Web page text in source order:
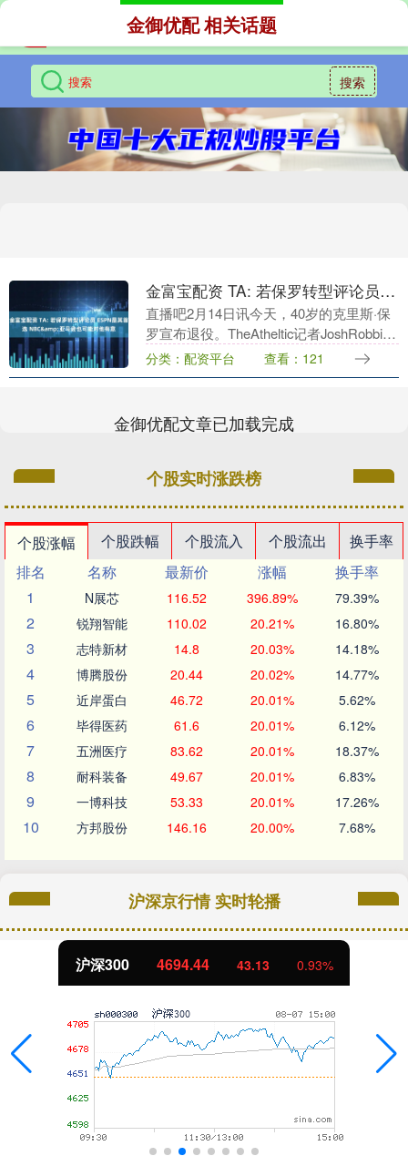
搜索
金御优配 相关话题
金富宝配资 TA: 若保罗转型评论员 ESPN是其首选 NBC&亚马逊也可能对他有意
直播吧2月14日讯今天，40岁的克里斯·保
罗宣布退役。TheAtheltic记者JoshRobbins
撰文谈到了保罗的未来。 文中写道：“保
罗的下一站可能是转播....
分类：配资平台 查看：121
金御优配文章已加载完成
个股实时涨跌榜
个股涨幅 个股跌幅 个股流入 个股流出
换手率
排名
名称 最新价 涨幅
换手率
1
N展芯 116.52 396.89% 79.39%
2 锐翔智能 110.02 20.21% 16.80%
3 志特新材 14.8 20.03% 14.18%
4 博腾股份 20.44 20.02% 14.77%
5 近岸蛋白 46.72 20.01% 5.62%
6 毕得医药 61.6 20.01% 6.12%
7 五洲医疗 83.62 20.01% 18.37%
8 耐科装备 49.67 20.01% 6.83%
9 一博科技 53.33 20.01% 17.26%
10 方邦股份 146.16 20.00% 7.68%
沪深京行情 实时轮播
沪深300 4694.44 43.13 0.93%